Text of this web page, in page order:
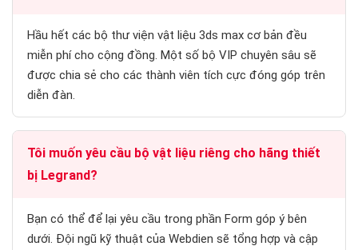
Hầu hết các bộ thư viện vật liệu 3ds max cơ bản đều
miễn phí cho cộng đồng. Một số bộ VIP chuyên sâu sẽ
được chia sẻ cho các thành viên tích cực đóng góp trên
diễn đàn.
Tôi muốn yêu cầu bộ vật liệu riêng cho hãng thiết
bị Legrand?
Bạn có thể để lại yêu cầu trong phần Form góp ý bên
dưới. Đội ngũ kỹ thuật của Webdien sẽ tổng hợp và cập